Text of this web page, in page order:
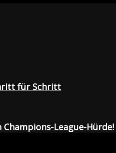
für Schritt
League-Hürde!